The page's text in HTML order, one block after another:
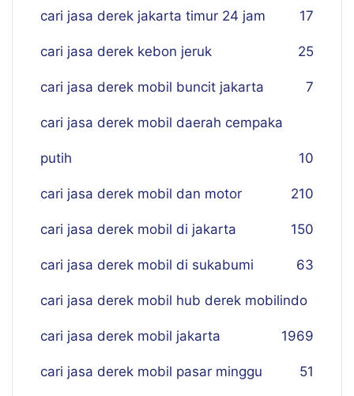
cari jasa derek jakarta timur 24 jam 17
cari jasa derek kebon jeruk 25
cari jasa derek mobil buncit jakarta 7
cari jasa derek mobil daerah cempaka
putih 10
cari jasa derek mobil dan motor 210
cari jasa derek mobil di jakarta 150
cari jasa derek mobil di sukabumi 63
cari jasa derek mobil hub derek mobilindo
69
cari jasa derek mobil jakarta 19
cari jasa derek mobil pasar minggu 51